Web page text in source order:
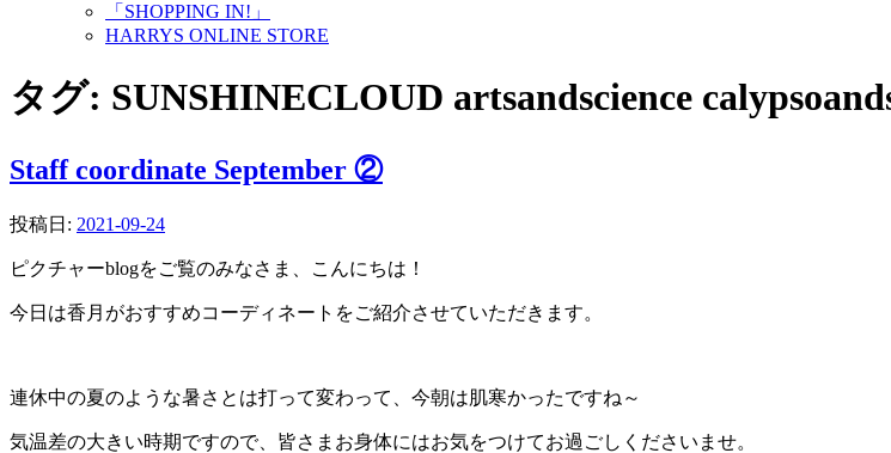
「SHOPPING IN!」
HARRYS ONLINE STORE
タグ: SUNSHINECLOUD artsandscience
Staff coordinate September ②
投稿日: 2021-09-24
ピクチャーblogをご覧のみなさま、こんにちは！
今日は香月がおすすめコーディネートをご紹介させていただきます。
連休中の夏のような暑さとは打って変わって、今朝は肌寒かったですね～
気温差の大きい時期ですので、皆さまお身体にはお気をつけてお過ごしくださいませ。